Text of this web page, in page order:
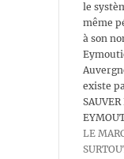
le
même
à son
existe
SAUVER
LE